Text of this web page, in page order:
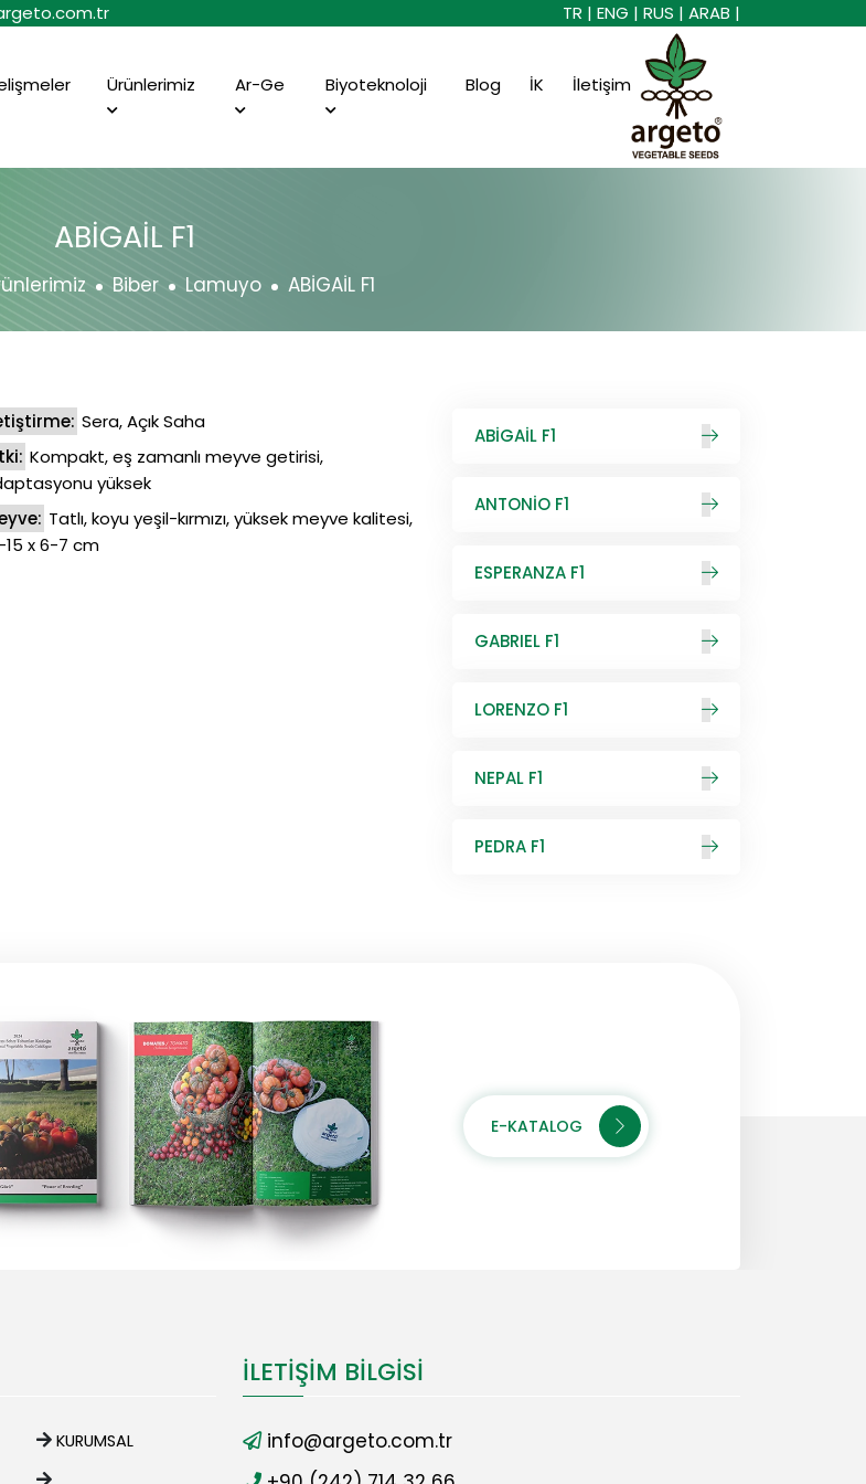
TR | ENG | RUS | ARAB |
Ürünlerimiz Ar-Ge Biyoteknoloji Blog İK İletişim
ABİGAİL F1
Biber Lamuyo ABİGAİL F1
Sera, Açık Saha
Kompakt, eş zamanlı meyve getirisi,
yüksek
Tatlı, koyu yeşil-kırmızı, yüksek meyve kalitesi,
15 x 6-7 cm
ABİGAİL F1
ANTONİO F1
ESPERANZA F1
GABRIEL F1
LORENZO F1
NEPAL F1
PEDRA F1
E-KATALOG
KURUMSAL
İLETIŞIM BILGISI
info@argeto.com.tr